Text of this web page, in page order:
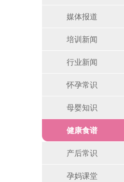
媒体报道
培训新闻
行业新闻
怀孕常识
母婴知识
健康食谱
产后常识
孕妈课堂